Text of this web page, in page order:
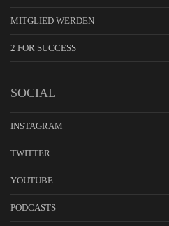
MITGLIED WERDEN
2 FOR SUCCESS
SOCIAL
INSTAGRAM
TWITTER
YOUTUBE
PODCASTS